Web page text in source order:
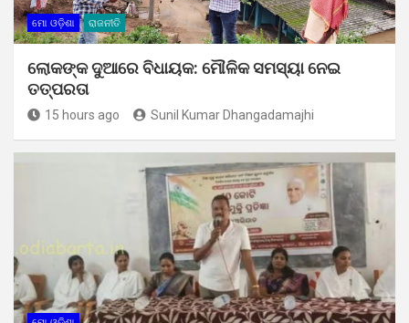
ମୋ ଓଡ଼ିଶା ରାଜନୀତି
ଲୋକଙ୍କ ଦୁଆରେ ବିଧାୟକ: ମୌଳିକ ସମସ୍ୟା ନେଇ
ତତ୍ପରତା
15 hours ago Sunil Kumar Dhangadamajhi